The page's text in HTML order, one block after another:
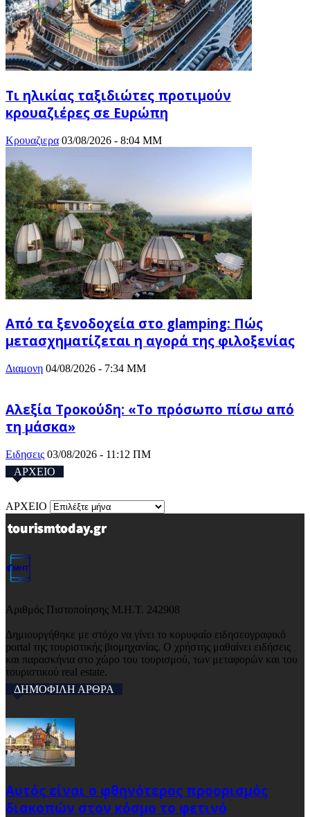
Τι ηλικίας ταξιδιώτες προτιμούν
κρουαζιέρες σε Ευρώπη
Κρουαζιερα 03/08/2026 - 8:04 ΜΜ
Από τα ξενοδοχεία στο glamping: Πώς
μετασχηματίζεται η αγορά της φιλοξενίας
Διαμονη 04/08/2026 - 7:34 ΜΜ
Αλεξία Τροκούδη: «Το πρόσωπο πίσω από
τη μάσκα»
Ειδησεις 03/08/2026 - 11:12 ΠΜ
ΑΡΧΕΙΟ
ΑΡΧΕΙΟ
Αριθμός Πιστοποίησης Μ.Η.Τ. 242908
Δημιουργήθηκε με στόχο να γίνει το κορυφαίο ειδησεογραφικό
portal της τουριστικής βιομηχανίας. Ο χρήστης μαθαίνει ειδήσεις
και παρασκήνια στο χώρο του τουρισμού, των μεταφορών και του
τουριστικού real estate.
ΔΗΜΟΦΙΛΗ ΑΡΘΡΑ
Αυτός είναι ο φθηνότερος προορισμός
διακοπών στον κόσμο το φετινό